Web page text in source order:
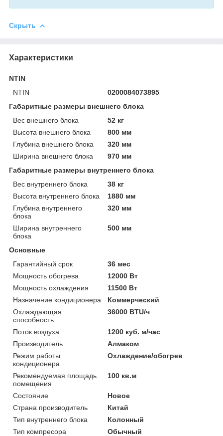
Скрыть
Характеристики
NTIN
NTIN
0200084073895
Габаритные размеры внешнего блока
Вес внешнего блока
52 кг
Высота внешнего блока
800 мм
Глубина внешнего блока
320 мм
Ширина внешнего блока
970 мм
Габаритные размеры внутреннего блока
Вес внутреннего блока
38 кг
Высота внутреннего блока
1880 мм
Глубина внутреннего
блока
320 мм
Ширина внутреннего
блока
500 мм
Основные
Гарантийный срок
36 мес
Мощность обогрева
12000 Вт
Мощность охлаждения
11500 Вт
Назначение кондиционера
Коммерческий
Охлаждающая
способность
36000 BTU/ч
Поток воздуха
1200 куб. м/час
Производитель
Алмаком
Режим работы
кондиционера
Охлаждение/обогрев
Рекомендуемая площадь
помещения
100 кв.м
Состояние
Новое
Страна производитель
Китай
Тип внутреннего блока
Колонный
Тип компресора
Обычный